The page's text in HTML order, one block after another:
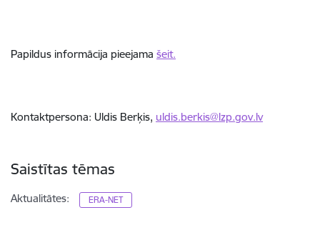
Papildus informācija pieejama šeit.
Kontaktpersona: Uldis Berķis, uldis.berkis@lzp.gov.lv
Saistītas tēmas
Aktualitātes: ERA-NET